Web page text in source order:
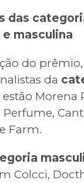
das
masculina
do
da
estão Morena
Perfume,
Farm.
Colcci,